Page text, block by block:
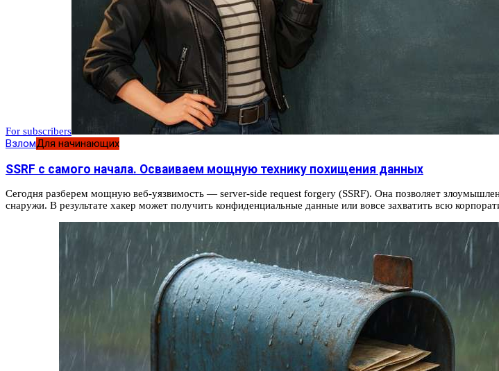
For subscribers
ВзломДля начинающих
SSRF с самого начала. Осваиваем мощную технику похищения данных
Сегодня разберем мощную веб‑уязвимость — server-side request forgery (SSRF). Она позволяет
снаружи. В результате хакер может получить конфиденциальные данные или вовсе захватить всю